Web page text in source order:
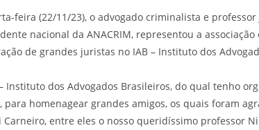
feira (22/11/23), o advogado criminalista e professor
nacional da ANACRIM, representou a associação
de grandes juristas no IAB – Instituto dos
Instituto dos Advogados Brasileiros, do qual tenho
para homenagear grandes amigos, os quais foram
Carneiro, entre eles o nosso queridíssimo professor